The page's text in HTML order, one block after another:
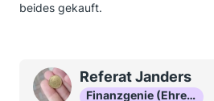
beides gekauft.
Referat Janders
Finanzgenie (Ehrenmitglied)